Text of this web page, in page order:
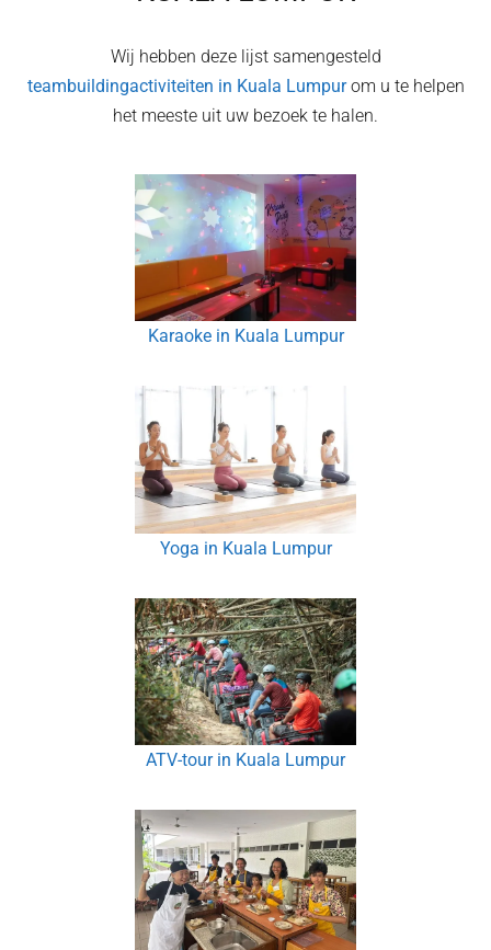
Wij hebben deze lijst samengesteld
teambuildingactiviteiten in Kuala Lumpurom u te helpen
het meeste uit uw bezoek te halen.
Karaoke in Kuala Lumpur
Yoga in Kuala Lumpur
ATV-tour in Kuala Lumpur